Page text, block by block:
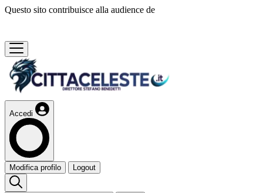
Questo sito contribuisce alla audience de
Accedi
Modifica profilo Logout